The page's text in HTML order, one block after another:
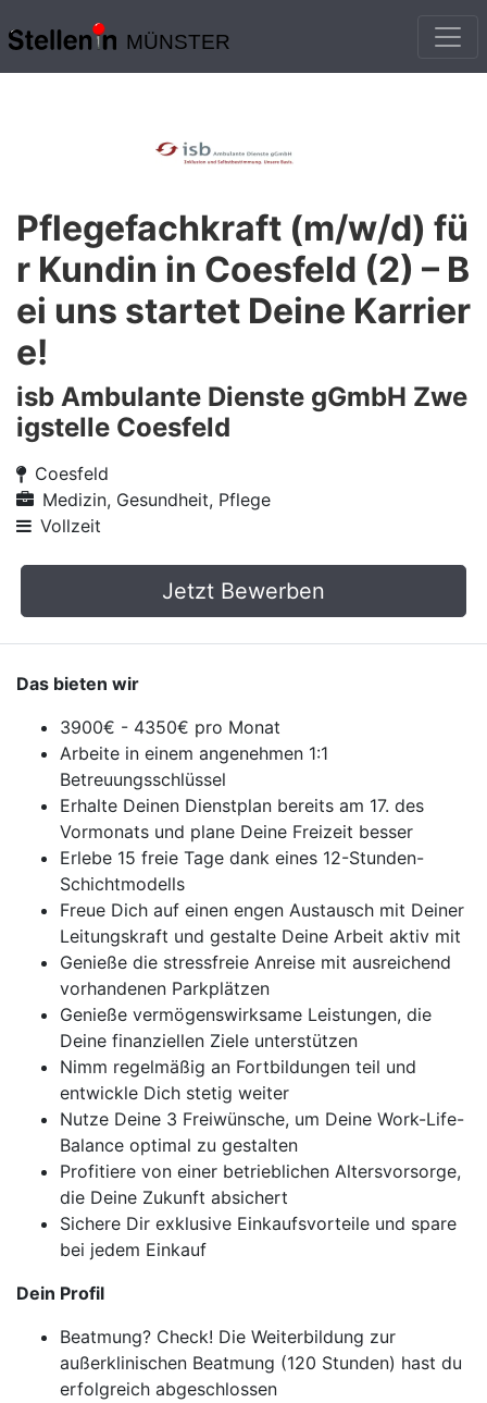
MÜNSTER
Pflegefachkraft (m/w/d) fü
r Kundin in Coesfeld (2) – B
ei uns startet Deine Karrier
e!
isb Ambulante Dienste gGmbH Zwe
igstelle Coesfeld
Coesfeld
Medizin, Gesundheit, Pflege
Vollzeit
Jetzt Bewerben
Das bieten wir
3900€ - 4350€ pro Monat
Arbeite in einem angenehmen 1:1
Betreuungsschlüssel
Erhalte Deinen Dienstplan bereits am 17. des
Vormonats und plane Deine Freizeit besser
Erlebe 15 freie Tage dank eines 12-Stunden-
Schichtmodells
Freue Dich auf einen engen Austausch mit Deiner
Leitungskraft und gestalte Deine Arbeit aktiv mit
Genieße die stressfreie Anreise mit ausreichend
vorhandenen Parkplätzen
Genieße vermögenswirksame Leistungen, die
Deine finanziellen Ziele unterstützen
Nimm regelmäßig an Fortbildungen teil und
entwickle Dich stetig weiter
Nutze Deine 3 Freiwünsche, um Deine Work-Life-
Balance optimal zu gestalten
Profitiere von einer betrieblichen Altersvorsorge,
die Deine Zukunft absichert
Sichere Dir exklusive Einkaufsvorteile und spare
bei jedem Einkauf
Dein Profil
Beatmung? Check! Die Weiterbildung zur
außerklinischen Beatmung (120 Stunden) hast du
erfolgreich abgeschlossen